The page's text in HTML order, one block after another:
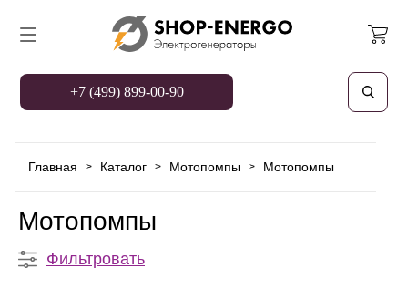
+7 (499) 899-00-90
Главная > Каталог > Мотопомпы > Мотопомпы
Мотопомпы
Фильтровать